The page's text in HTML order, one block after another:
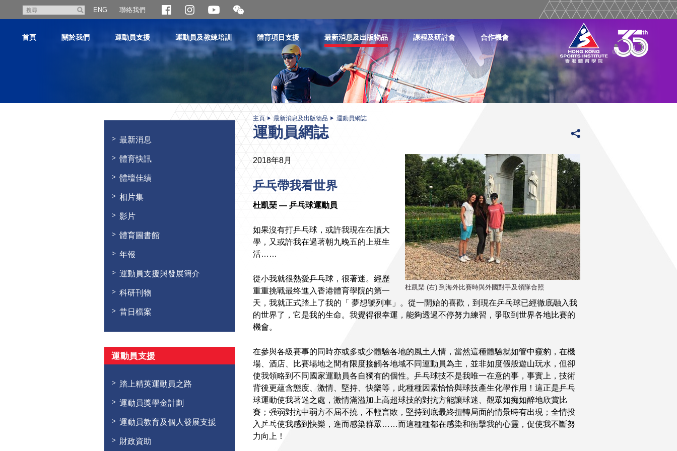
尋
ENG 聯絡我們
開
合
二
維
首頁 關於我們 運動員支援 運動員及教練培訓 體育項目支援 最新消息及出版物品 課程及研討會 合作機會
最新消息
體育快訊
體壇佳績
相片集
影片
體育圖書館
年報
運動員支援與發展簡介
科研刊物
昔日檔案
運動員支援
踏上精英運動員之路
運動員獎學金計劃
運動員教育及個人發展支援
財政資助
主頁 最新消息及出版物品 運動員網誌
運動員網誌
杜凱琹 (右) 到海外比賽時與外國對手及領隊合照
2018年8月
乒乓帶我看世界
杜凱琹 — 乒乓球運動員
如果沒有打乒乓球，或許我現在在讀大
學，又或許我在過著朝九晚五的上班生
活……
從小我就很熱愛乒乓球，很著迷。經歷
重重挑戰最终進入香港體育學院的第一
天，我就正式踏上了我的「 夢想號列車」。從一開始的喜歡，到現在乒乓球已經徹底融入我
的世界了，它是我的生命。我覺得很幸運，能夠透過不停努力練習，爭取到世界各地比賽的
機會。
在參與各級賽事的同時亦或多或少體驗各地的風土人情，當然這種體驗就如管中窺豹，在機
場、酒店、比賽場地之間有限度接觸各地域不同運動員為主，並非如度假般遊山玩水，但卻
使我領略到不同國家運動員各自獨有的個性。乒乓球技不是我唯一在意的事，事實上，技術
背後更蘊含態度、激情、堅持、快樂等，此種種因素恰恰與球技產生化學作用！這正是乒乓
球運動使我著迷之處，激情滿溢加上高超球技的對抗方能讓球迷、觀眾如痴如醉地欣賞比
賽；强弱對抗中弱方不屈不撓，不輕言敗，堅持到底最終扭轉局面的情景時有出現；全情投
入乒乓使我感到快樂，進而感染群眾……而這種種都在感染和衝擊我的心靈，促使我不斷努
力向上！